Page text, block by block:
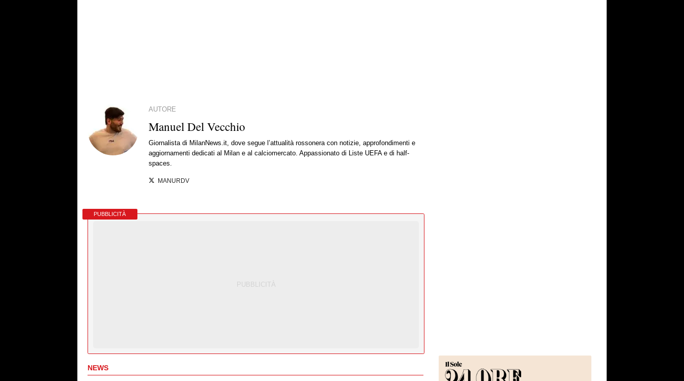
AUTORE
Manuel Del Vecchio
Giornalista di MilanNews.it, dove segue l’attualità rossonera con notizie, approfondimenti e
aggiornamenti dedicati al Milan e al calciomercato. Appassionato di Liste UEFA e di half-
spaces.
MANURDV
PUBBLICITÀ
NEWS